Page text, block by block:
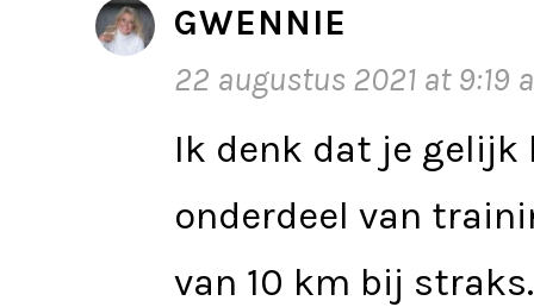
GWENNIE
22 augustus 2021 at 9:19
Ik denk dat je gelijk
onderdeel van
van 10 km bij